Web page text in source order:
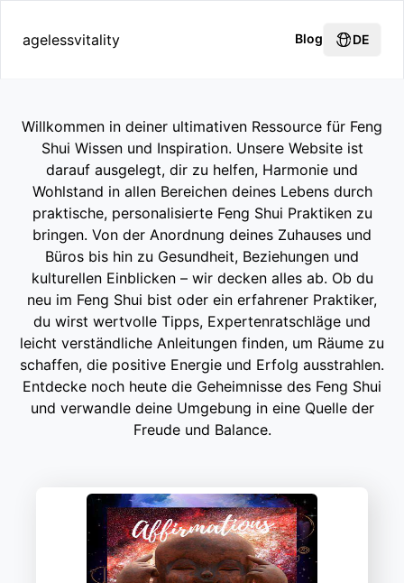
agelessvitality Blog DE
Willkommen in deiner ultimativen Ressource für Feng
Shui Wissen und Inspiration. Unsere Website ist
darauf ausgelegt, dir zu helfen, Harmonie und
Wohlstand in allen Bereichen deines Lebens durch
praktische, personalisierte Feng Shui Praktiken zu
bringen. Von der Anordnung deines Zuhauses und
Büros bis hin zu Gesundheit, Beziehungen und
kulturellen Einblicken – wir decken alles ab. Ob du
neu im Feng Shui bist oder ein erfahrener Praktiker,
du wirst wertvolle Tipps, Expertenratschläge und
leicht verständliche Anleitungen finden, um Räume zu
schaffen, die positive Energie und Erfolg ausstrahlen.
Entdecke noch heute die Geheimnisse des Feng Shui
und verwandle deine Umgebung in eine Quelle der
Freude und Balance.